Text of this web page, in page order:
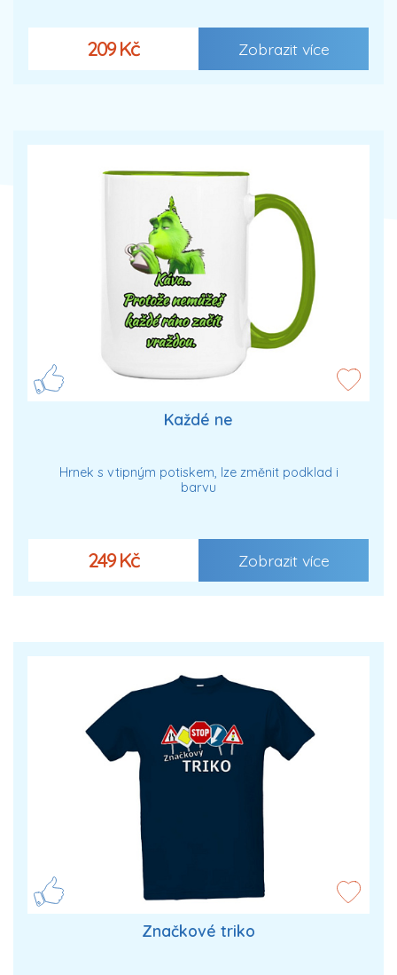
209 Kč Zobrazit více
Každé ne
Hrnek s vtipným potiskem, lze změnit podklad i
barvu
249 Kč Zobrazit více
Značkové triko